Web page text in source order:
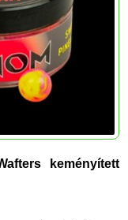
keményített